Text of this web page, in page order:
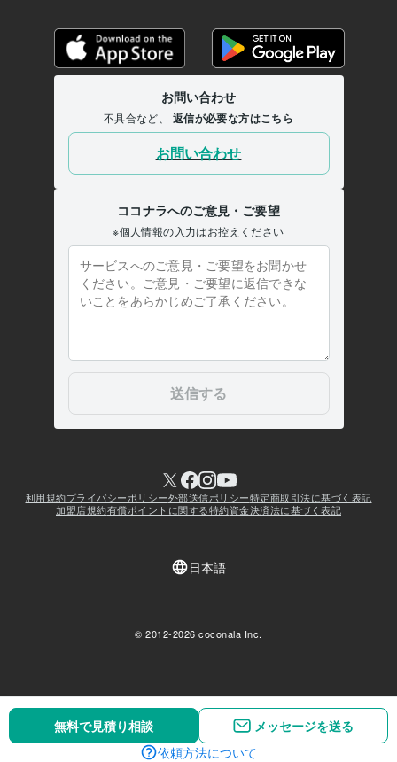
無料で見積り相談
メッセージを送る
無料で見積り相談
メッセージを送る
依頼方法について